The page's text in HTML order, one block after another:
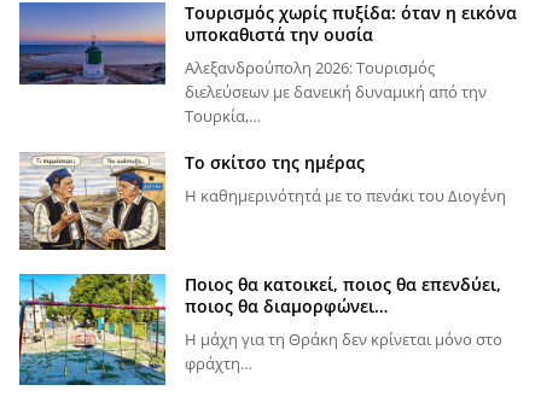
Τουρισμός χωρίς πυξίδα: όταν η εικόνα
υποκαθιστά την ουσία
Αλεξανδρούπολη 2026: Τουρισμός
διελεύσεων με δανεική δυναμική από την
Τουρκία,…
Το σκίτσο της ημέρας
Η καθημερινότητά με το πενάκι του Διογένη
Ποιος θα κατοικεί, ποιος θα επενδύει,
ποιος θα διαμορφώνει…
Η μάχη για τη Θράκη δεν κρίνεται μόνο στο
φράχτη…